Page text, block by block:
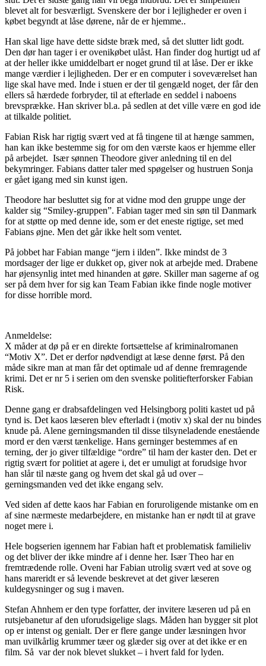
blevet alt for besværligt. Svenskere der bor i lejligheder er oven i
købet begyndt at låse dørene, når de er hjemme..
Han skal lige have dette sidste bræk med, så det slutter lidt godt.
Den dør han tager i er ovenikøbet ulåst. Han finder dog hurtigt ud af
at der heller ikke umiddelbart er noget grund til at låse. Der er ikke
mange værdier i lejligheden. Der er en computer i soveværelset han
lige skal have med. Inde i stuen er der til gengæld noget, der får den
ellers så hærdede forbryder, til at efterlade en seddel i naboens
brevsprække. Han skriver bl.a. på sedlen at det ville være en god ide
at tilkalde politiet.
Fabian Risk har rigtig svært ved at få tingene til at hænge sammen,
han kan ikke bestemme sig for om den værste kaos er hjemme eller
på arbejdet. Især sønnen Theodore giver anledning til en del
bekymringer. Fabians datter taler med spøgelser og hustruen Sonja
er gået igang med sin kunst igen.
Theodore har besluttet sig for at vidne mod den gruppe unge der
kalder sig “Smiley-gruppen”. Fabian tager med sin søn til Danmark
for at støtte op med denne ide, som er det eneste rigtige, set med
Fabians øjne. Men det går ikke helt som ventet.
På jobbet har Fabian mange “jern i ilden”. Ikke mindst de 3
mordsager der lige er dukket op, giver nok at arbejde med. Drabene
har øjensynlig intet med hinanden at gøre. Skiller man sagerne af og
ser på dem hver for sig kan Team Fabian ikke finde nogle motiver
for disse horrible mord.
Anmeldelse:
X måder at dø på er en direkte fortsættelse af kriminalromanen
“Motiv X”. Det er derfor nødvendigt at læse denne først. På den
måde sikre man at man får det optimale ud af denne fremragende
krimi. Det er nr 5 i serien om den svenske politiefterforsker Fabian
Risk.
Denne gang er drabsafdelingen ved Helsingborg politi kastet ud på
tynd is. Det kaos læseren blev efterladt i (motiv x) skal der nu bindes
knude på. Alene gerningsmanden til disse tilsyneladende enestående
mord er den værst tænkelige. Hans gerninger bestemmes af en
terning, der jo giver tilfældige “ordre” til ham der kaster den. Det er
rigtig svært for politiet at agere i, det er umuligt at forudsige hvor
han slår til næste gang og hvem det skal gå ud over –
gerningsmanden ved det ikke engang selv.
Ved siden af dette kaos har Fabian en foruroligende mistanke om en
af sine nærmeste medarbejdere, en mistanke han er nødt til at grave
noget mere i.
Hele bogserien igennem har Fabian haft et problematisk familieliv
og det bliver der ikke mindre af i denne her. Især Theo har en
fremtrædende rolle. Oveni har Fabian utrolig svært ved at sove og
hans mareridt er så levende beskrevet at det giver læseren
kuldegysninger og sug i maven.
Stefan Ahnhem er den type forfatter, der invitere læseren ud på en
rutsjebanetur af den uforudsigelige slags. Måden han bygger sit plot
op er intenst og genialt. Der er flere gange under læsningen hvor
man uvilkårlig krummer tæer og glæder sig over at det ikke er en
film. Så var der nok blevet slukket – i hvert fald for lyden.